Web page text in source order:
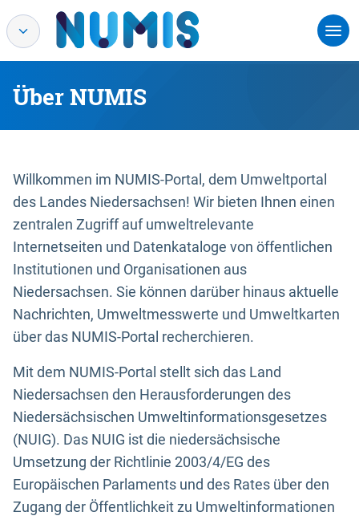
Über NUMIS
Willkommen im NUMIS-Portal, dem Umweltportal
des Landes Niedersachsen! Wir bieten Ihnen einen
zentralen Zugriff auf umweltrelevante
Internetseiten und Datenkataloge von öffentlichen
Institutionen und Organisationen aus
Niedersachsen. Sie können darüber hinaus aktuelle
Nachrichten, Umweltmesswerte und Umweltkarten
über das NUMIS-Portal recherchieren.
Mit dem NUMIS-Portal stellt sich das Land
Niedersachsen den Herausforderungen des
Niedersächsischen Umweltinformationsgesetzes
(NUIG). Das NUIG ist die niedersächsische
Umsetzung der Richtlinie 2003/4/EG des
Europäischen Parlaments und des Rates über den
Zugang der Öffentlichkeit zu Umweltinformationen